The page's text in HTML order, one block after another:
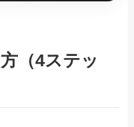
（4ステッ